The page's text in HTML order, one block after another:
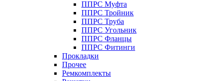
ППРС Муфта
ППРС Тройник
ППРС Труба
ППРС Угольник
ППРС Фланцы
ППРС Фитинги
Прокладки
Прочее
Ремкомплекты